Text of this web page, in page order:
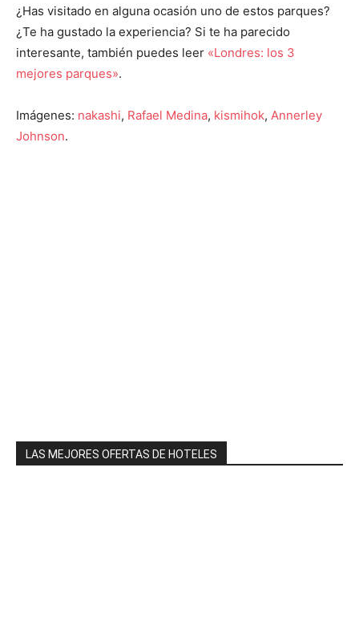
¿Has visitado en alguna ocasión uno de estos parques?
¿Te ha gustado la experiencia? Si te ha parecido
interesante, también puedes leer «Londres: los 3
mejores parques».
Imágenes: nakashi, Rafael Medina, kismihok, Annerley
Johnson.
LAS MEJORES OFERTAS DE HOTELES